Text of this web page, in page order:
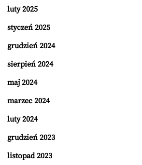
luty 2025
styczeń 2025
grudzień 2024
sierpień 2024
maj 2024
marzec 2024
luty 2024
grudzień 2023
listopad 2023